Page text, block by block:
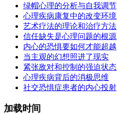
绿帽心理的分析与自我调节
心理疾病康复中的改变环境
艺术疗法的理论和治疗方法
信任缺失是心理问题的根源
内心的恐惧要如何才能超越
当主观的幻想照进了现实
紧张敌对和控制的强迫状态
心理疾病背后的消极思维
社交恐惧症患者的内心投射
加载时间